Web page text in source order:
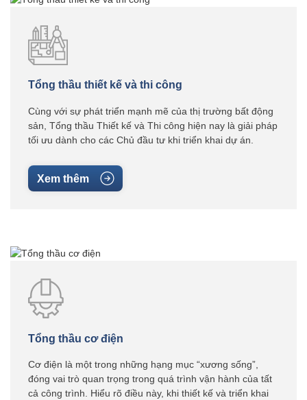
Tổng thầu thiết kế và thi công
Cùng với sự phát triển mạnh mẽ của thị trường bất động
sản, Tổng thầu Thiết kế và Thi công hiện nay là giải pháp
tối ưu dành cho các Chủ đầu tư khi triển khai dự án.
Xem thêm
Tổng thầu cơ điện
Cơ điện là một trong những hạng mục “xương sống”,
đóng vai trò quan trọng trong quá trình vận hành của tất
cả công trình. Hiểu rõ điều này, khi thiết kế và triển khai